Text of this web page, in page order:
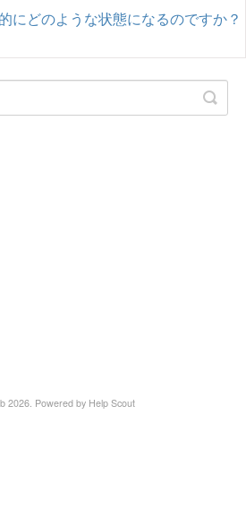
にどのような状態になるのですか？
2026. Powered by Help Scout